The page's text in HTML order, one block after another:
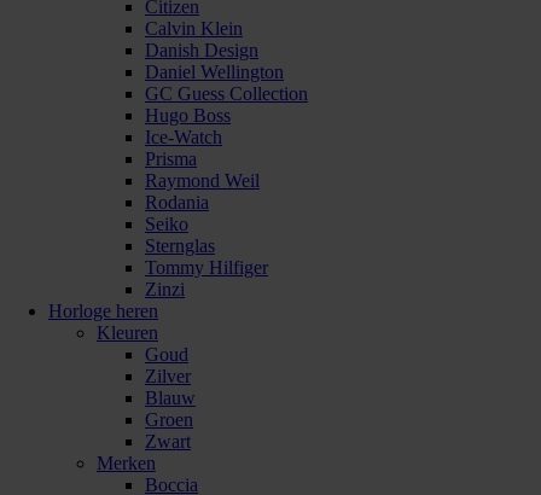
Citizen
Calvin Klein
Danish Design
Daniel Wellington
GC Guess Collection
Hugo Boss
Ice-Watch
Prisma
Raymond Weil
Rodania
Seiko
Sternglas
Tommy Hilfiger
Zinzi
Horloge heren
Kleuren
Goud
Zilver
Blauw
Groen
Zwart
Merken
Boccia